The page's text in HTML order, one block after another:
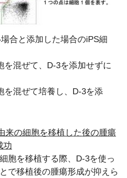
合と添加した場合のiPS細
を混ぜて、D-3を添加せずに
を混ぜて培養し、D-3を添
来の細胞を移植した後の腫瘍
功
胞を移植する際、D-3を使っ
で移植後の腫瘍形成が抑えら